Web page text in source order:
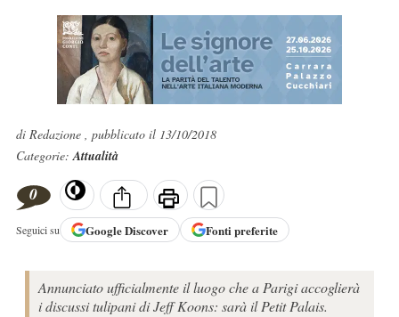
di Redazione , pubblicato il 13/10/2018
Categorie:Attualità
0
Seguici su GoogleDiscover Fonti preferite
Annunciato ufficialmente il luogo che a Parigi accoglierà
i discussi tulipani di Jeff Koons: sarà il Petit Palais.